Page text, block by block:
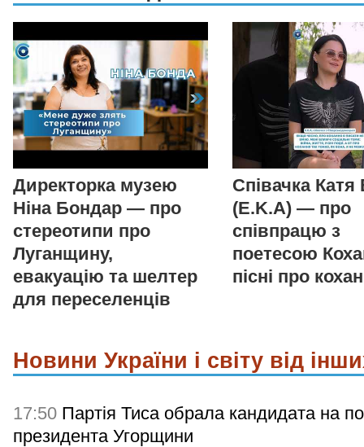
Директорка музею
Ніна Бондар — про
стереотипи про
Луганщину,
евакуацію та шелтер
для переселенців
Співачка Катя
(E.K.A) — про
співпрацю з
поетесою
пісні про
Новини України і світу від
17:50 Партія Тиса обрала кандидата на
президента Угорщини